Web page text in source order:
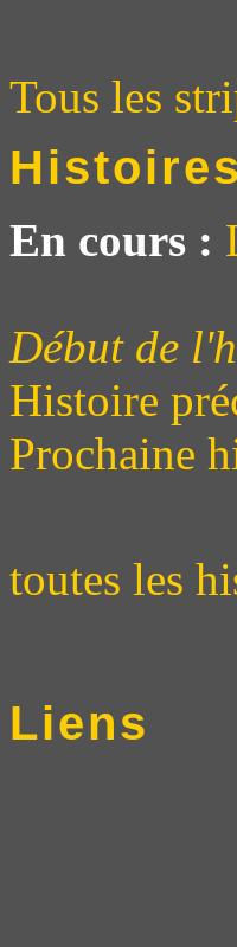
Tous les
Histoires
En cours :
Début de
Histoire
Prochaine
toutes les
Liens